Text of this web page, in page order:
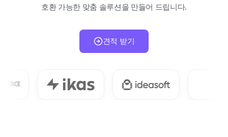
호환 가능한 맞춤 솔루션을 만들어 드립니다.
견적 받기